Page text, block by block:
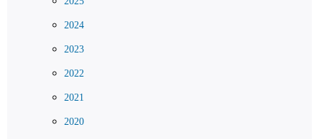
2024
2023
2022
2021
2020